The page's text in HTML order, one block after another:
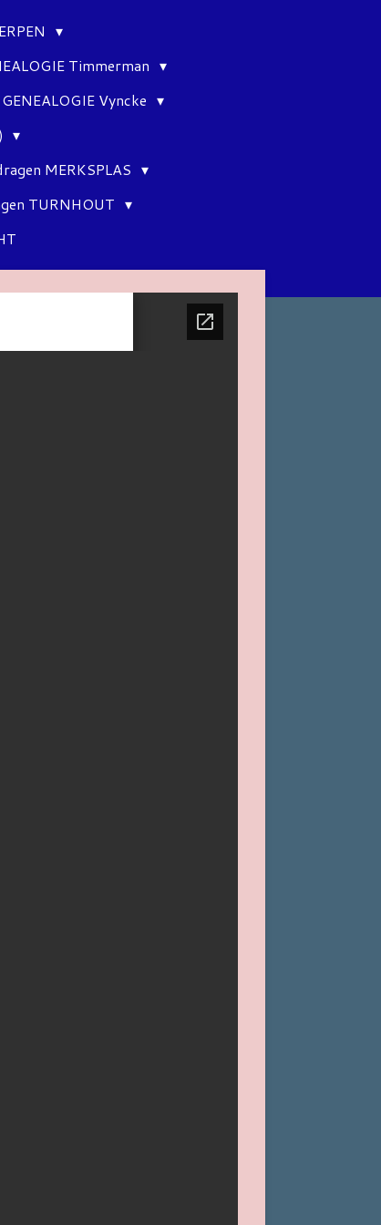
Timmerman
GENEALOGIE Vyncke
MERKSPLAS
TURNHOUT